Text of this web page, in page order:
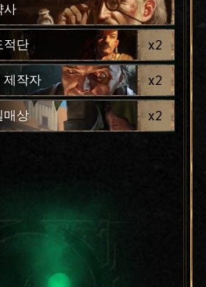
사
적단 x2
제작자 x2
매상 x2